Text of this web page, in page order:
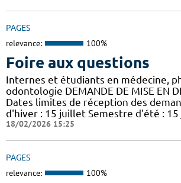
PAGES
relevance: 100%
Foire aux questions
Internes et étudiants en médecine,
odontologie DEMANDE DE MISE EN
Dates limites de réception des
d'hiver : 15 juillet Semestre d'été : 15
18/02/2026 15:25
PAGES
relevance: 100%